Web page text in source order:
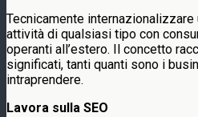
Tecnicamente internazionalizzare
attività di qualsiasi tipo con
operanti all’estero. Il concetto
significati, tanti quanti sono i
intraprendere.
Lavora sulla SEO